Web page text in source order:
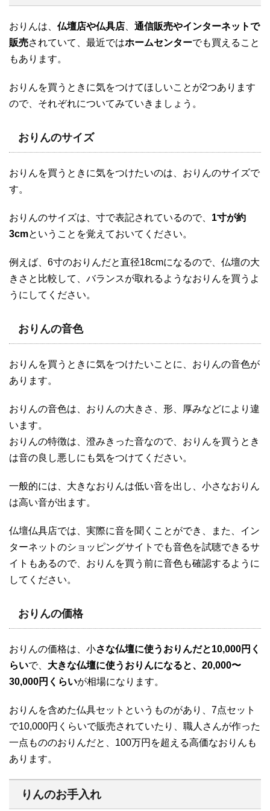
おりんは、 仏壇店や仏具店
通信販売やインターネットで
販売されていて、最近ではホームセンターでも買えること
もあります。
おりんを買うときに気をつけてほしいことが2つあります
ので、それぞれについてみていきましょう。
おりんのサイズ
おりんを買うときに気をつけたいのは、おりんのサイズで
す。
おりんのサイズは、寸で表記されているので、 1寸が約
3cmということを覚えておいてください。
例えば、6寸のおりんだと直径18cmになるので、仏壇の大
きさと比較して、バランスが取れるようなおりんを買うよ
うにしてください。
おりんの音色
おりんを買うときに気をつけたいことに、おりんの音色が
あります。
おりんの音色は、おりんの大きさ、形、厚みなどにより違
います。
おりんの特徴は、澄みきった音なので、おりんを買うとき
は音の良し悪しにも気をつけてください。
一般的には、大きなおりんは低い音を出し、小さなおりん
は高い音が出ます。
仏壇仏具店では、実際に音を聞くことができ、また、イン
ターネットのショッピングサイトでも音色を試聴できるサ
イトもあるので、おりんを買う前に音色も確認するように
してください。
おりんの価格
おりんの価格は、小さな仏壇に使うおりんだと10,000円く
らいで、 大きな仏壇に使うおりんになると、20,000〜
30,000円くらいが相場になります。
おりんを含めた仏具セットというものがあり、7点セット
で10,000円くらいで販売されていたり、職人さんが作った
一点もののおりんだと、100万円を超える高価なおりんも
あります。
りんのお手入れ